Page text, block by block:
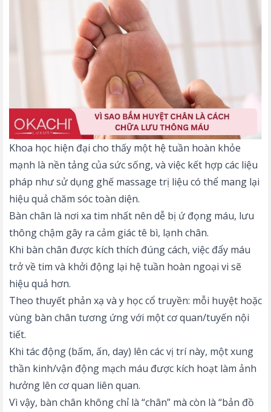
Khoa học hiện đại cho thấy một hệ tuần hoàn khỏe
mạnh là nền tảng của sức sống, và việc kết hợp các liệu
pháp như sử dụng ghế massage trị liệu có thể mang lại
hiệu quả chăm sóc toàn diện.
Bàn chân là nơi xa tim nhất nên dễ bị ứ đọng máu, lưu
thông chậm gây ra cảm giác tê bì, lạnh chân.
Khi bàn chân được kích thích đúng cách, việc đẩy máu
trở về tim và khởi động lại hệ tuần hoàn ngoại vi sẽ
hiệu quả hơn.
Theo thuyết phản xạ và y học cổ truyền: mỗi huyệt hoặc
vùng bàn chân tương ứng với một cơ quan/tuyến nội
tiết.
Khi tác động (bấm, ấn, day) lên các vị trí này, một xung
thần kinh/vận động mạch máu được kích hoạt làm ảnh
hưởng lên cơ quan liên quan.
Vì vậy, bàn chân không chỉ là “chân” mà còn là “bản đồ